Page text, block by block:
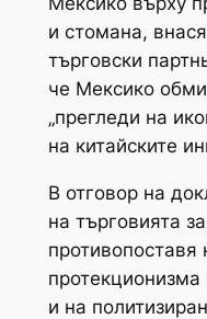
и стомана,
търговски
че Мексико
„прегледи на
на китайските
В отговор на
на търговията
противопоставя
и на